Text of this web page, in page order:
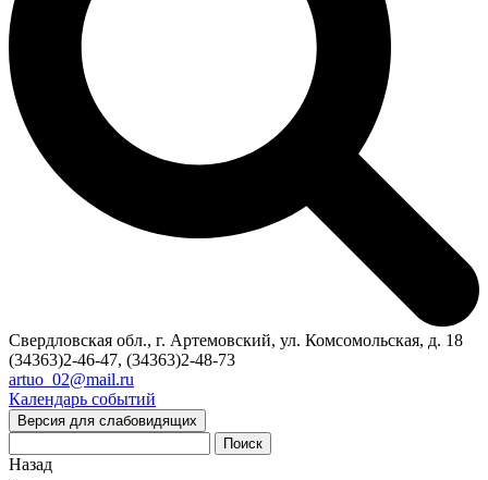
Свердловская обл., г. Артемовский, ул. Комсомольская, д. 18
(34363)2-46-47, (34363)2-48-73
artuo_02@mail.ru
Календарь событий
Версия для слабовидящих
Поиск
Назад